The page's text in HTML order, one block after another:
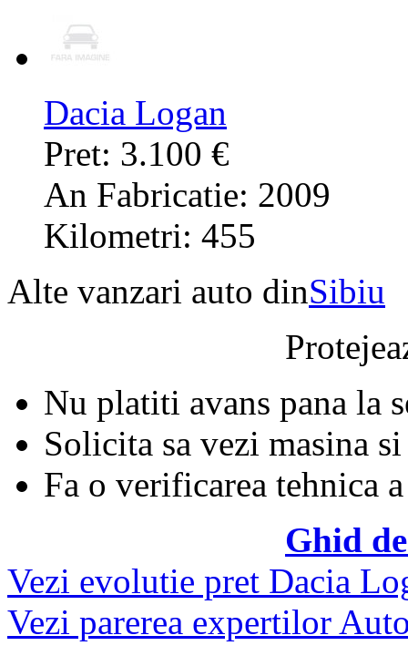
Dacia Logan
Pret: 3.100 €
An Fabricatie: 2009
Kilometri: 455
Alte vanzari auto dinSibiu
Nu platiti avans pana la
Solicita sa vezi masina si
Fa o verificarea tehnica
Ghid
Vezi evolutie pret Dacia
Vezi parerea expertilor